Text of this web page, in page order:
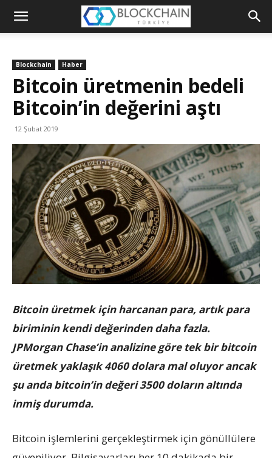
Blockchain
Platformu
Blockchain Haber
Bitcoin üretmenin bedeli
Bitcoin’in değerini aştı
12 Şubat 2019
Bitcoin üretmek için harcanan para, artık para
biriminin kendi değerinden daha fazla.
JPMorgan Chase’in analizine göre tek bir bitcoin
üretmek yaklaşık 4060 dolara mal oluyor ancak
şu anda bitcoin’in değeri 3500 doların altında
inmiş durumda.
Bitcoin işlemlerini gerçekleştirmek için gönüllülere